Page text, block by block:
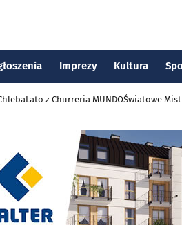
Imprezy Kultura
Lato z Churreria MUNDOŚwiatowe